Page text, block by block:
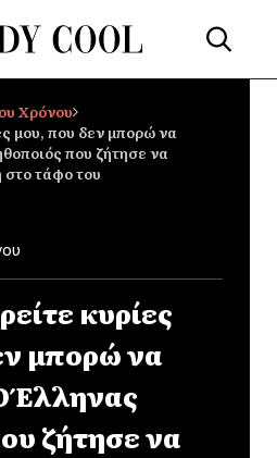
Χρόνου
μου, που δεν μπορώ να
που ζήτησε να
τάφο του
κυρίες
μπορώ να
Έλληνας
ζήτησε να